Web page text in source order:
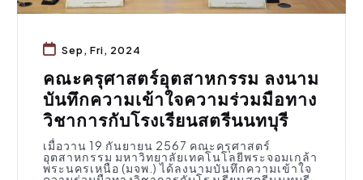
Sep, Fri, 2024
คณะครุศาสตร์อุตสาหกรรม ลงนาม
บันทึกความเข้าใจความร่วมมือทาง
วิชาการกับโรงเรียนสตรีนนทบุรี
เมื่อวาน 19 กันยายน 2567 คณะครุศาสตร์
อุตสาหกรรม มหาวิทยาลัยเทคโนโลยีพระจอมเกล้า
พระนครเหนือ (มจพ.) ได้ลงนามบันทึกความเข้าใจ